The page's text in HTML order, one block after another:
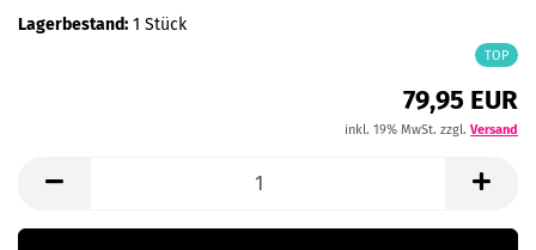
Lagerbestand: 1 Stück
TOP
79,95 EUR
inkl. 19% MwSt. zzgl. Versand